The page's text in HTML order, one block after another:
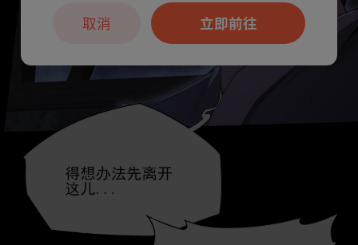
立即前往
取消